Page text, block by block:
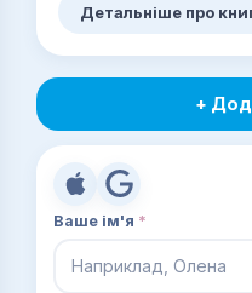
Детальніше про
+
Ваше ім'я *